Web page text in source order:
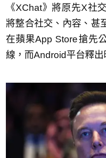
《XChat》將原先X社
將整合社交、內容、甚
在蘋果App Store搶先
線，而Android平台釋出